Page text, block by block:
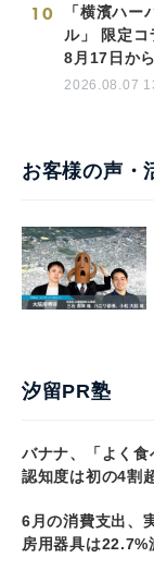
10
「横濱ハー
ル」 限定
8月17日か
2026.08.07
お客様の声・
汐留PR塾
バナナ、「よく
認知度は初の4割
6月の消費支出、
房用器具は